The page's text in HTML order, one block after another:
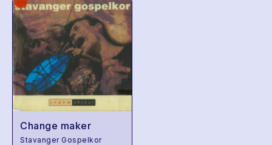
Change maker
Stavanger Gospelkor